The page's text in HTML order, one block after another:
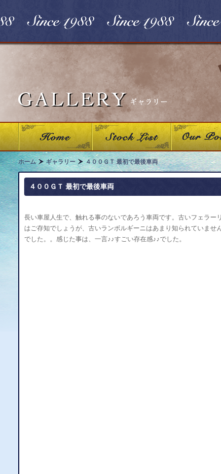
ホーム ギャラリー ４００ＧＴ 最初で最後車両
４００ＧＴ 最初で最後車両
長い車屋人生で、触れる事のないであろう車両です。古いフェラー
はご存知でしょうが、古いランボルギーニはあまり知られていませ
でした。。感じた事は、一言♪♪すごい存在感♪♪でした。